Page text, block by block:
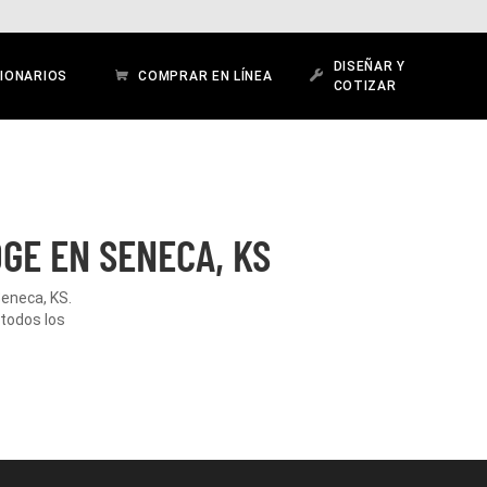
COMPRAR EN LÍNEA
DISEÑAR Y
COTIZAR
EN SENECA, KS
KS.
los